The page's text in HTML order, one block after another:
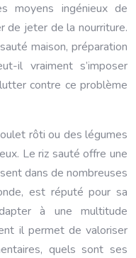
moyens ingénieux de
de jeter de la nourriture.
maison, préparation
il vraiment s’imposer
contre ce problème
rôti ou des légumes
Le riz sauté offre une
dans de nombreuses
est réputé pour sa
à une multitude
il permet de valoriser
quels sont ses